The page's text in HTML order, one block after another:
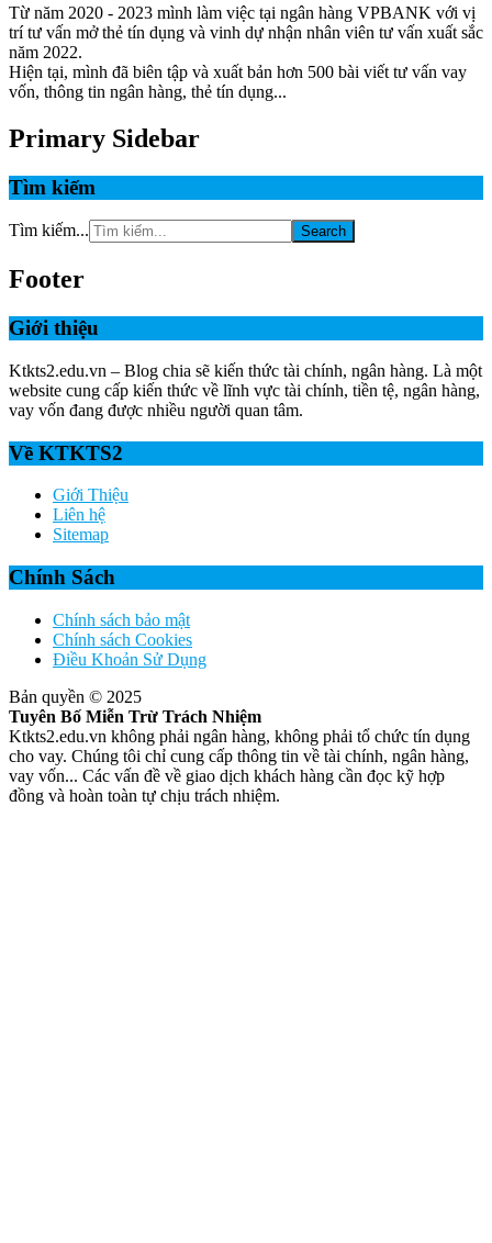
Từ năm 2020 - 2023 mình làm việc tại ngân hàng VPBANK với vị
trí tư vấn mở thẻ tín dụng và vinh dự nhận nhân viên tư vấn xuất sắc
năm 2022.
Hiện tại, mình đã biên tập và xuất bản hơn 500 bài viết tư vấn vay
vốn, thông tin ngân hàng, thẻ tín dụng...
Primary Sidebar
Tìm kiếm
Tìm kiếm...
Footer
Giới thiệu
Ktkts2.edu.vn – Blog chia sẽ kiến thức tài chính, ngân hàng. Là một
website cung cấp kiến thức về lĩnh vực tài chính, tiền tệ, ngân hàng,
vay vốn đang được nhiều người quan tâm.
Về KTKTS2
Giới Thiệu
Liên hệ
Sitemap
Chính Sách
Chính sách bảo mật
Chính sách Cookies
Điều Khoản Sử Dụng
Bản quyền © 2025
Tuyên Bố Miễn Trừ Trách Nhiệm
Ktkts2.edu.vn không phải ngân hàng, không phải tổ chức tín dụng
cho vay. Chúng tôi chỉ cung cấp thông tin về tài chính, ngân hàng,
vay vốn... Các vấn đề về giao dịch khách hàng cần đọc kỹ hợp
đồng và hoàn toàn tự chịu trách nhiệm.